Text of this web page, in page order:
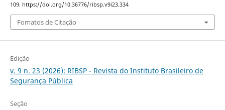
109. https://doi.org/10.36776/ribsp.v9i23.334
Fomatos de Citação
Edição
v. 9 n. 23 (2026): RIBSP - Revista do Instituto Brasileiro de
Segurança Pública
Seção